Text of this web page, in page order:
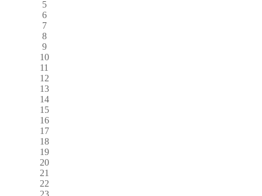
5
6
7
8
9
10
11
12
13
14
15
16
17
18
19
20
21
22
23